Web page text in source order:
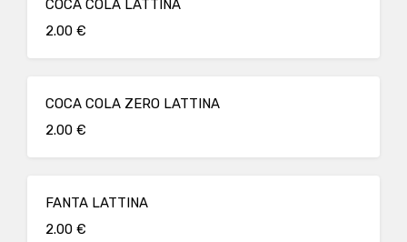
COCA COLA LATTINA
2.00 €
COCA COLA ZERO LATTINA
2.00 €
FANTA LATTINA
2.00 €